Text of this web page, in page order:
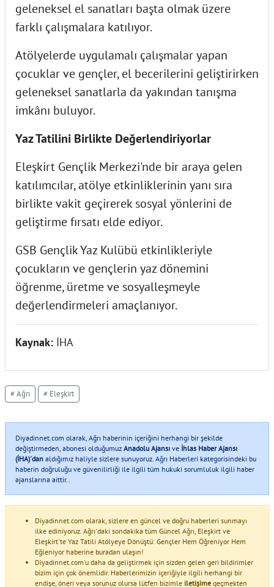
geleneksel el sanatları başta olmak üzere
farklı çalışmalara katılıyor.
Atölyelerde uygulamalı çalışmalar yapan
çocuklar ve gençler, el becerilerini geliştirirken
geleneksel sanatlarla da yakından tanışma
imkânı buluyor.
Yaz Tatilini Birlikte Değerlendiriyorlar
Eleşkirt Gençlik Merkezi'nde bir araya gelen
katılımcılar, atölye etkinliklerinin yanı sıra
birlikte vakit geçirerek sosyal yönlerini de
geliştirme fırsatı elde ediyor.
GSB Gençlik Yaz Kulübü etkinlikleriyle
çocukların ve gençlerin yaz dönemini
öğrenme, üretme ve sosyalleşmeyle
değerlendirmeleri amaçlanıyor.
Kaynak: İHA
# Ağrı # Eleşkirt
Diyadinnet.com olarak, Ağrı haberinin içeriğini herhangi bir şekilde
değiştirmeden, abonesi olduğumuz Anadolu Ajansı ve İhlas Haber Ajansı
(İHA)'dan aldığımız haliyle sizlere sunuyoruz. Ağrı Haberleri kategorisindeki bu
haberin doğruluğu ve güvenilirliği ile ilgili tüm hukuki sorumluluk ilgili haber
ajanslarına aittir..
Diyadinnet.com olarak, sizlere en güncel ve doğru haberleri sunmayı
ilke ediniyoruz. Ağrı'daki sondakika tüm Güncel Ağrı, Eleşkirt ve
Eleşkirt'te Yaz Tatili Atölyeye Dönüştü: Gençler Hem Öğreniyor Hem
Eğleniyor haberine buradan ulaşın!
Diyadinnet.com'u daha da geliştirmek için sizden gelen geri bildirimler
bizim için çok önemlidir. Haberlerimizin içeriğiyle ilgili herhangi bir
endişe, öneri veya sorunuz olursa lütfen bizimle iletişime geçmekten